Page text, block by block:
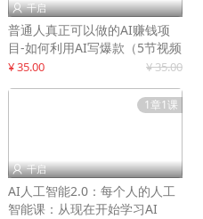
 千启
普通人真正可以做的AI赚钱项
目-如何利用AI写爆款（5节视频
课）
¥ 35.00 ¥ 35.00
1章1课
 千启
AI人工智能2.0：每个人的人工
智能课：从现在开始学习AI